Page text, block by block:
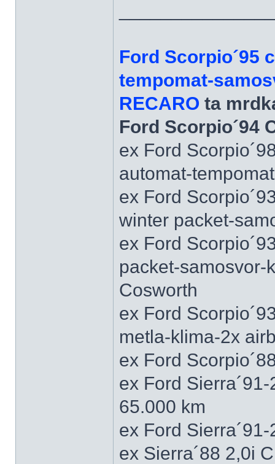
Ford Scorpio´95
tempomat-
RECARO ta
Ford Scorpio´94
ex Ford
automat-
ex Ford
winter packet-
ex Ford
packet-samosvor-
Cosworth
ex Ford
metla-klima-2x
ex Ford
ex Ford
65.000 km
ex Ford
ex Sierra´88 2,0i